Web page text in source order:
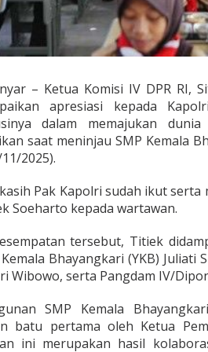
o
r
i
u
a
h
I
k
t
P
e
b
a
i
k
P
e
n
– Ketua Komisi IV DPR RI,
apresiasi kepada
dalam memajukan
saat meninjau SMP Kemala
2025).
Pak Kapolri sudah ikut
Soeharto kepada wartawan.
tersebut, Titiek
Bhayangkari (YKB)
Wibowo, serta Pangdam IV/
SMP Kemala
batu pertama oleh Ketua
ini merupakan hasil